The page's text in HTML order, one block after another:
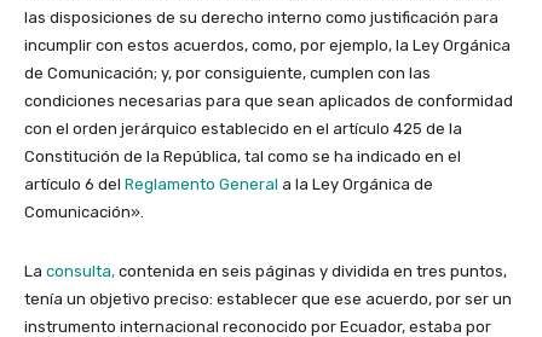
las disposiciones de su derecho interno como justificación para
incumplir con estos acuerdos, como, por ejemplo, la Ley Orgánica
de Comunicación; y, por consiguiente, cumplen con las
condiciones necesarias para que sean aplicados de conformidad
con el orden jerárquico establecido en el artículo 425 de la
Constitución de la República, tal como se ha indicado en el
artículo 6 del Reglamento General a la Ley Orgánica de
Comunicación».
La consulta, contenida en seis páginas y dividida en tres puntos,
tenía un objetivo preciso: establecer que ese acuerdo, por ser un
instrumento internacional reconocido por Ecuador, estaba por